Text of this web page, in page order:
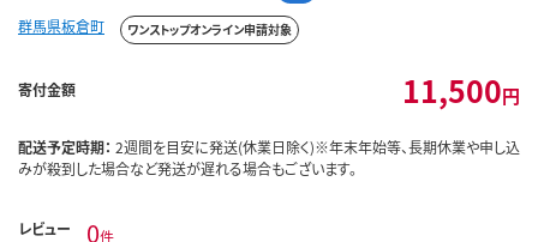
群馬県板倉町 ワンストップオンライン申請対象
寄付金額 11,500円
配送予定時期： 2週間を目安に発送(休業日除く)※年末年始等、長期休業や申し込
みが殺到した場合など発送が遅れる場合もございます。
レビュー 0件